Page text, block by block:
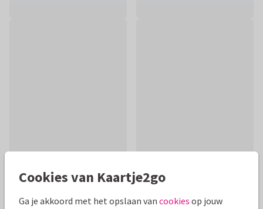
Cookies van Kaartje2go
Ga je akkoord met het opslaan van cookies op jouw